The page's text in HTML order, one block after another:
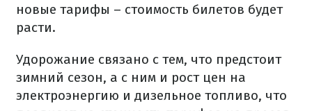
новые тарифы – стоимость билетов будет
расти.
Удорожание связано с тем, что предстоит
зимний сезон, а с ним и рост цен на
электроэнергию и дизельное топливо, что